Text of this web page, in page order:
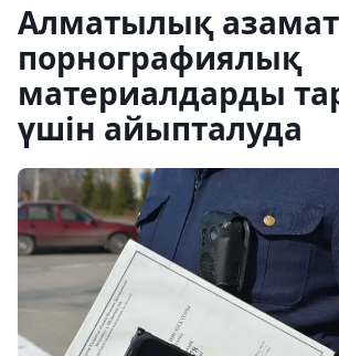
Алматылық азамат
порнографиялық
материалдарды
үшін айыпталуда